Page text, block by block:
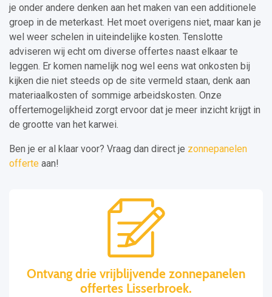
je onder andere denken aan het maken van een additionele
groep in de meterkast. Het moet overigens niet, maar kan je
wel weer schelen in uiteindelijke kosten. Tenslotte
adviseren wij echt om diverse offertes naast elkaar te
leggen. Er komen namelijk nog wel eens wat onkosten bij
kijken die niet steeds op de site vermeld staan, denk aan
materiaalkosten of sommige arbeidskosten. Onze
offertemogelijkheid zorgt ervoor dat je meer inzicht krijgt in
de grootte van het karwei.
Ben je er al klaar voor? Vraag dan direct je zonnepanelen
offerte aan!
Ontvang drie vrijblijvende zonnepanelen
offertes Lisserbroek.